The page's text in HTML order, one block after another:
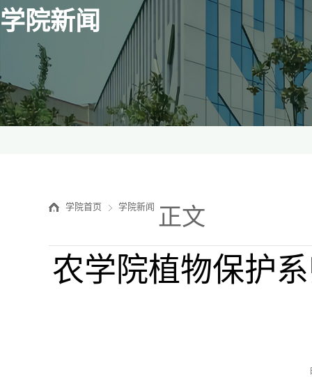
学院新闻
学院首页 学院新闻 正文
农学院植物保护